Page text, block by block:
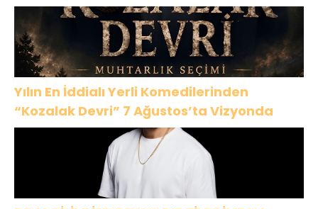
Yılın En İddialı Yerli Komedilerinden
“Kozalak Devri” 7 Ağustos’ta Vizyonda